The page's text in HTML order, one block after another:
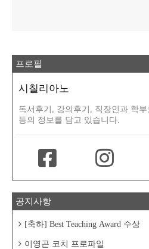
프로필
시칠리아노
독서후기, 강의후기, 직장인과 학
등의 정보를 담고 있습니다.
공지사항
[축하] Best Teaching Award 수상
이영곤 코치 프로파일